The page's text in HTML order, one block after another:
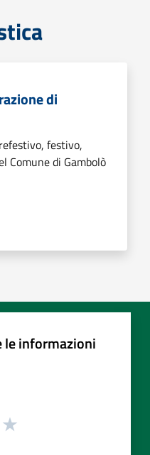
di
festivo,
Comune di Gambolò
le informazioni